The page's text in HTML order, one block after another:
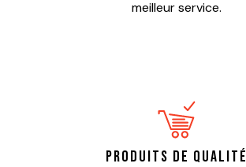
meilleur service.
Produits de qualité